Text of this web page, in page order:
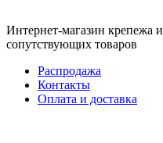
Интернет-магазин крепежа и
сопутствующих товаров
Распродажа
Контакты
Оплата и доставка